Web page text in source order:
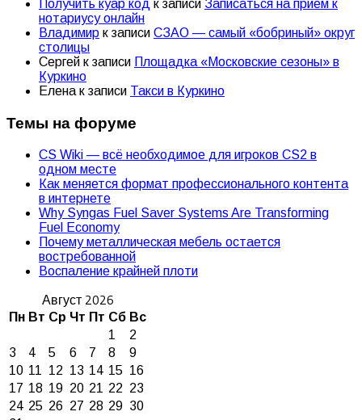
Получить куар код к записи Записаться на прием к
нотариусу онлайн
Владимир к записи СЗАО — самый «бобриный» округ
столицы
Сергей к записи Площадка «Московские сезоны» в
Куркино
Еленак записи Такси в Куркино
Темы на форуме
CS Wiki — всё необходимое для игроков CS2 в
одном месте
Как меняется формат профессионального контента
в интернете
Why Syngas Fuel Saver Systems Are Transforming
Fuel Economy
Почему металлическая мебель остается
востребованной
Воспаление крайней плоти
Август 2026
Пн Вт Ср Чт Пт Сб Вс
1
2
3
4 5 6 7 8
9
10 11 12 13 14 15 16
17 18 19 20 21 22 23
24 25 26 27 28 29 30